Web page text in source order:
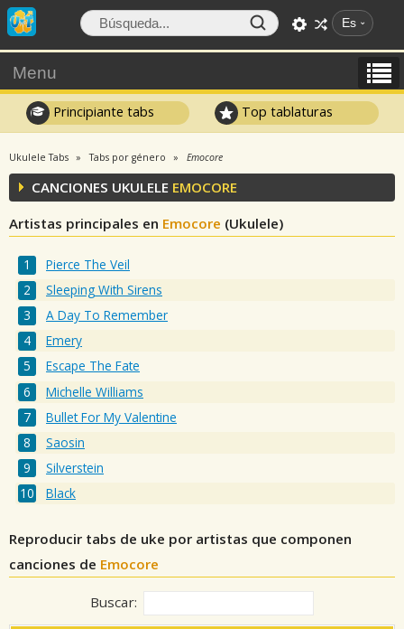
Es
Menu
Principiante tabs Top tablaturas
Ukulele Tabs Tabs por género Emocore
CANCIONES UKULELE EMOCORE
Artistas principales en Emocore (Ukulele)
Pierce The Veil
Sleeping With Sirens
A Day To Remember
Emery
Escape The Fate
Michelle Williams
Bullet For My Valentine
Saosin
Silverstein
Black
Reproducir tabs de uke por artistas que componen
canciones de Emocore
Buscar: